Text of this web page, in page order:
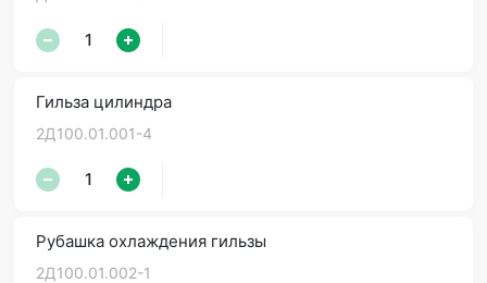
Гильза цилиндра
2Д100.01.001-4
Рубашка охлаждения гильзы
2Д100.01.002-1